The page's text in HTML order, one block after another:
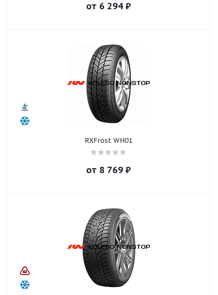
от 6 294 ₽
RXFrost WH01
от 8 769 ₽